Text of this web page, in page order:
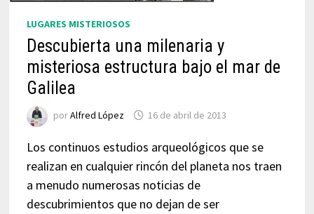
LUGARES MISTERIOSOS
Descubierta una milenaria y
misteriosa estructura bajo el mar de
Galilea
porAlfred López 16 de abril de 2013
Los continuos estudios arqueológicos que se
realizan en cualquier rincón del planeta nos traen
a menudo numerosas noticias de
descubrimientos que no dejan de ser